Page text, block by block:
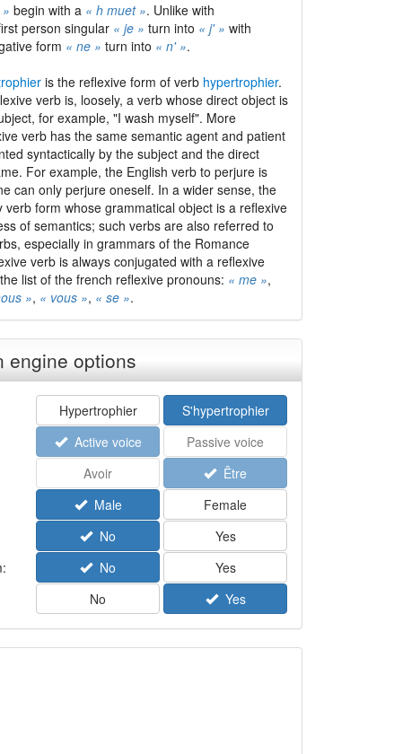
begin with a « h muet ». Unlike with
person singular « je » turn into « j' » with
form « ne » turn into « n' ».
is the reflexive form of verb hypertrophier.
verb is, loosely, a verb whose direct object is
for example, "I wash myself". More
verb has the same semantic agent and patient
syntactically by the subject and the direct
For example, the English verb to perjure is
can only perjure oneself. In a wider sense, the
verb form whose grammatical object is a reflexive
of semantics; such verbs are also referred to
especially in grammars of the Romance
verb is always conjugated with a reflexive
list of the french reflexive pronouns: « me »,
», « vous », « se ».
engine options
Hypertrophier
S'hypertrophier
Active voice
Passive voice
Avoir
Être
Male
Female
No
Yes
No
Yes
No Yes